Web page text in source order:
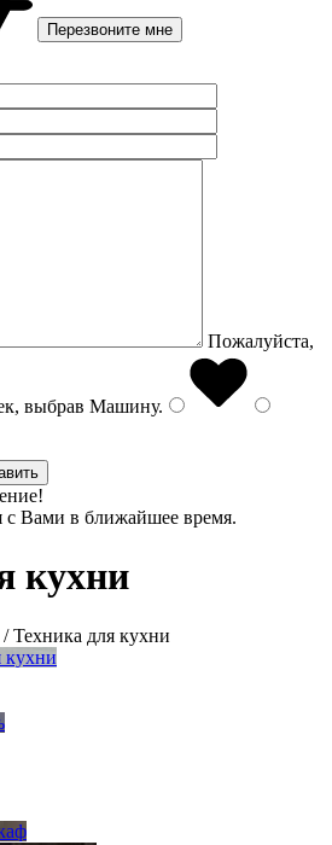
Пожалуйста,
выбрав Машину.
Вами в ближайшее время.
кухни
/Техника для кухни
кухни